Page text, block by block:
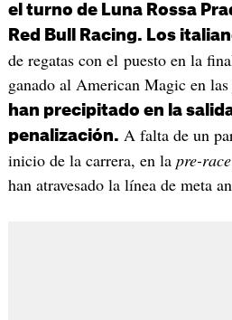
el turno de Luna Rossa
Red Bull Racing. Los
de regatas con el puesto en la
ganado al American Magic en
han precipitado en la
penalización. A falta de un
inicio de la carrera, en la pre-race
han atravesado la línea de meta